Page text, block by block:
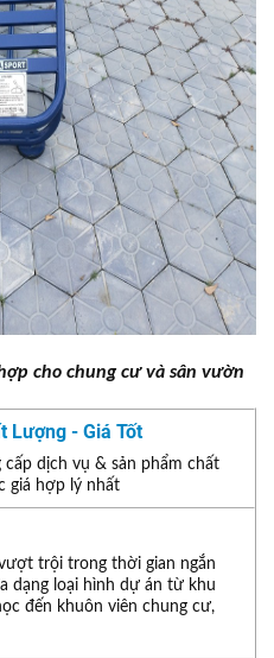
cho chung cư và sân vườn
Lượng - Giá Tốt
dịch vụ & sản phẩm chất
giá hợp lý nhất
trội trong thời gian ngắn
dạng loại hình dự án từ khu
đến khuôn viên chung cư,